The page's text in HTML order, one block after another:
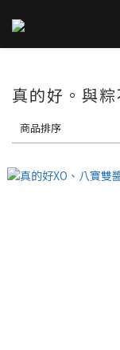
真的好。與
商品排序